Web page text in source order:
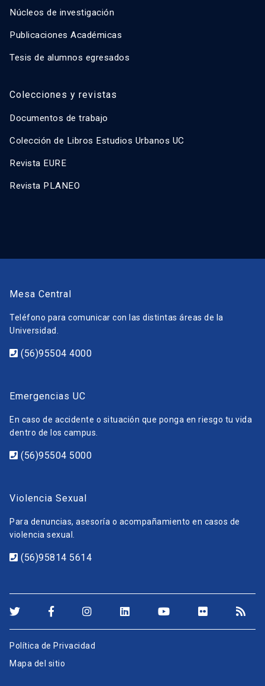
Núcleos de investigación
Publicaciones Académicas
Tesis de alumnos egresados
Colecciones y revistas
Documentos de trabajo
Colección de Libros Estudios Urbanos UC
Revista EURE
Revista PLANEO
Mesa Central
Teléfono para comunicar con las distintas áreas de la
Universidad.
(56)95504 4000
Emergencias UC
En caso de accidente o situación que ponga en riesgo tu vida
dentro de los campus.
(56)95504 5000
Violencia Sexual
Para denuncias, asesoría o acompañamiento en casos de
violencia sexual.
(56)95814 5614
Política de Privacidad
Mapa del sitio